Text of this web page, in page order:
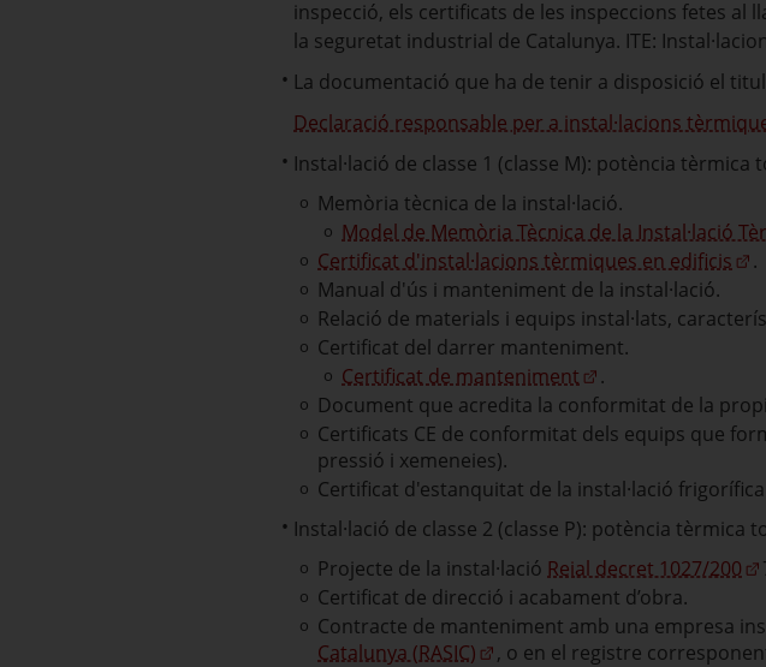
inspecció, els certificats de les inspeccions fetes al
la seguretat industrial de Catalunya. ITE:
La documentació que ha de tenir a disposició el
Declaració responsable per a instal·lacions
Instal·lació de classe 1 (classe M): potència
Memòria tècnica de la instal·lació.
Model de Memòria Tècnica de la Instal·lació
Certificat d'instal·lacions tèrmiques en edificis
.
Manual d'ús i manteniment de la instal·lació.
Relació de materials i equips instal·lats,
Certificat del darrer manteniment.
Certificat de manteniment
.
Document que acredita la conformitat de la
Certificats CE de conformitat dels equips que
pressió i xemeneies).
Certificat d'estanquitat de la instal·lació
Instal·lació de classe 2 (classe P): potència tèrmica
Projecte de la instal·lació Reial decret 1027/200
Certificat de direcció i acabament d’obra.
Contracte de manteniment amb una empresa
Catalunya (RASIC)
, o en el registre